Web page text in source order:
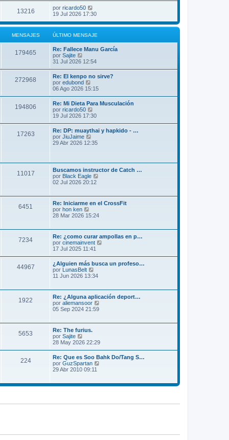
13216 por ricardo50
19 Jul 2026 17:30
MENSAJES ÚLTIMO MENSAJE
179465
Re: Fallece Manu García
por Sajite
e
l
t
i
m
o
m
e
n
s
a
j
e
31 Jul 2026 12:54
272968
Re: El kenpo no sirve?
por edubond
e
l
t
i
m
o
e
a
j
e
06 Ago 2026 15:15
194806
Re: Mi Dieta Para Musculación
por ricardo50
e
l
t
i
m
e
n
s
j
e
19 Jul 2026 17:30
17263
Re: DP: muaythai y hapkido - …
por JiuJaime
e
i
m
o
e
n
a
e
29 Abr 2026 12:35
11017
Buscamos instructor de Catch …
por Black Eagle
t
m
m
e
n
a
j
e
02 Jul 2026 20:12
6451
Re: Iniciarme en el CrossFit
por hon ken
e
t
i
m
o
m
e
n
a
j
e
28 Mar 2026 15:24
7234
Re: ¿como curar ampollas en p…
por cinemainvent
l
o
m
a
17 Jul 2025 11:41
44967
¿Alguien más busca un profeso…
por LunasBelt
e
l
t
i
m
m
s
a
e
11 Jun 2026 13:34
1922
Re: ¿Alguna aplicación deport…
por aliemansoor
m
o
m
a
j
05 Sep 2024 21:59
5653
Re: The furius.
por Sajite
e
ú
l
t
i
o
n
28 May 2026 22:29
224
Re: Que es Soo Bahk Do/Tang S…
por GuzSpartan
l
m
s
29 Abr 2010 09:11